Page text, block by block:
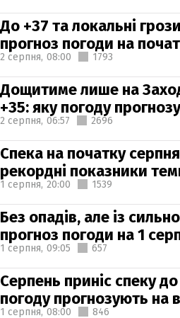
До +37 та локальні
прогноз погоди на
2 серпня, 08:00 1793
Дощитиме лише на
+35: яку погоду
2 серпня, 06:57 2696
Спека на початку
рекордні показники
1 серпня, 20:00 1539
Без опадів, але із
прогноз погоди на 1
1 серпня, 09:05 657
Серпень приніс спеку
погоду прогнозують на
1 серпня, 08:00 846